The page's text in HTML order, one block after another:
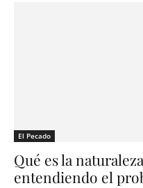
El Pecado
Qué es la
entendiendo el